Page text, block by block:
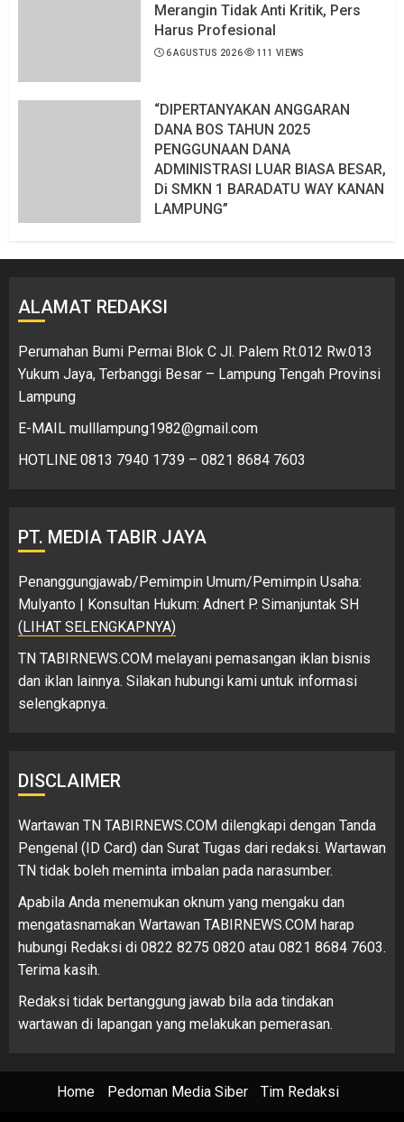
Merangin Tidak Anti Kritik, Pers
Harus Profesional
6 AGUSTUS 2026 111 VIEWS
“DIPERTANYAKAN ANGGARAN
DANA BOS TAHUN 2025
PENGGUNAAN DANA
ADMINISTRASI LUAR BIASA BESAR,
Di SMKN 1 BARADATU WAY KANAN
LAMPUNG”
ALAMAT REDAKSI
Perumahan Bumi Permai Blok C Jl. Palem Rt.012 Rw.013
Yukum Jaya, Terbanggi Besar – Lampung Tengah Provinsi
Lampung
E-MAIL mulllampung1982@gmail.com
HOTLINE 0813 7940 1739 – 0821 8684 7603
PT. MEDIA TABIR JAYA
Penanggungjawab/Pemimpin Umum/Pemimpin Usaha:
Mulyanto | Konsultan Hukum: Adnert P. Simanjuntak SH
(LIHAT SELENGKAPNYA)
TN TABIRNEWS.COM melayani pemasangan iklan bisnis
dan iklan lainnya. Silakan hubungi kami untuk informasi
selengkapnya.
DISCLAIMER
Wartawan TN TABIRNEWS.COM dilengkapi dengan Tanda
Pengenal (ID Card) dan Surat Tugas dari redaksi. Wartawan
TN tidak boleh meminta imbalan pada narasumber.
Apabila Anda menemukan oknum yang mengaku dan
mengatasnamakan Wartawan TABIRNEWS.COM harap
hubungi Redaksi di 0822 8275 0820 atau 0821 8684 7603.
Terima kasih.
Redaksi tidak bertanggung jawab bila ada tindakan
wartawan di lapangan yang melakukan pemerasan.
Home Pedoman Media Siber Tim Redaksi